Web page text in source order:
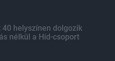
40 helyszínen dolgozik
nélkül a Híd-csoport